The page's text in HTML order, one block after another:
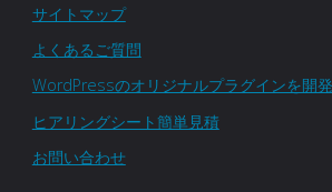
サイトマップ
よくあるご質問
WordPressのオリジナルプラグインを開
ヒアリングシート簡単見積
お問い合わせ